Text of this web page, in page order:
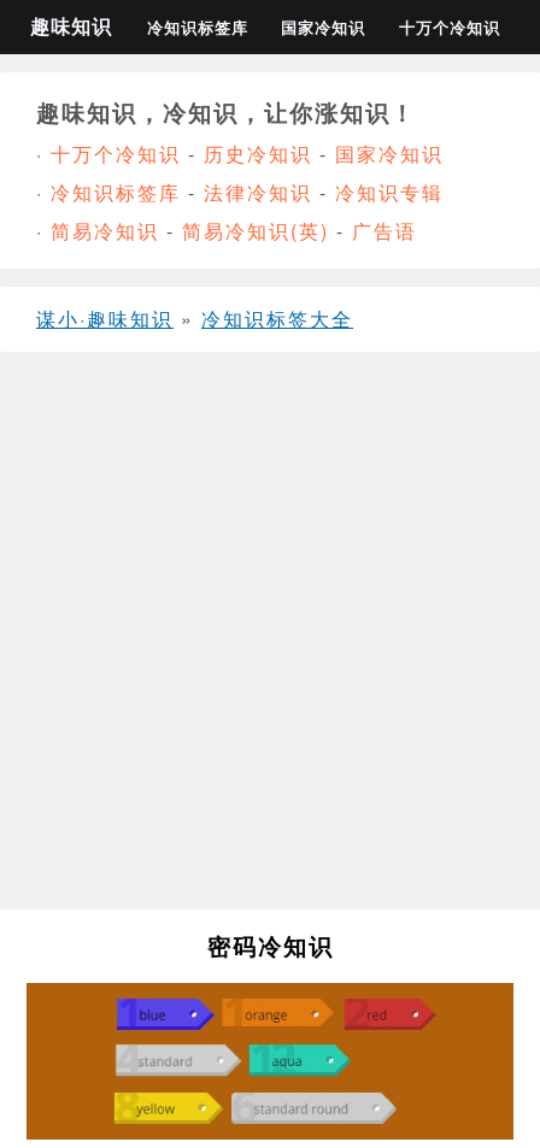
趣味知识 冷知识标签库 国家冷知识 十万个冷知识
趣味知识，冷知识，让你涨知识！
· 十万个冷知识 - 历史冷知识 - 国家冷知识
· 冷知识标签库 - 法律冷知识 - 冷知识专辑
· 简易冷知识 - 简易冷知识(英) - 广告语
谋小·趣味知识 » 冷知识标签大全
密码冷知识